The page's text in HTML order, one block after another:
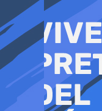
al
contenido